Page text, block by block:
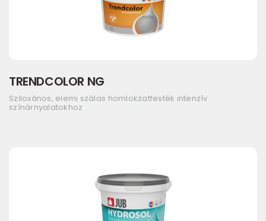
TRENDCOLOR NG
Sziloxános, elemi szálas homlokzatfesték intenzív
színárnyalatokhoz